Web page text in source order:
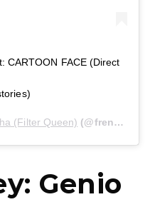
CARTOON FACE (Direct
(Filter Queen) (@frenchsinger) on
Genio